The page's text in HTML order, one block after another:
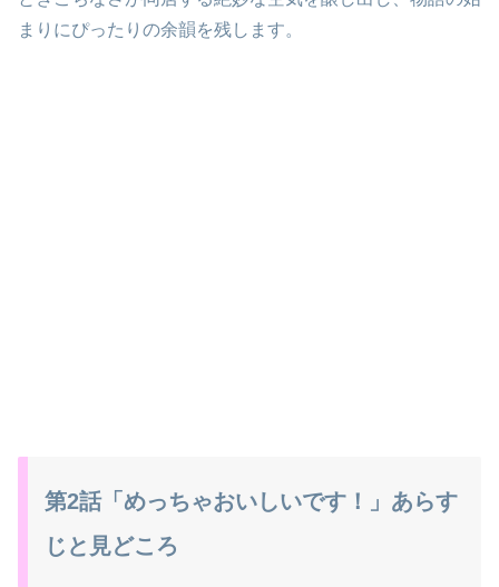
まりにぴったりの余韻を残します。
第2話「めっちゃおいしいです！」あらす
じと見どころ